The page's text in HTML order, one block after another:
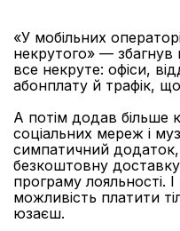
«У мобільних
некрутого» — збагнув
все некруте: офіси,
абонплату й трафік,
А потім додав більше
соціальних мереж і
симпатичний
безкоштовну
програму лояльності.
можливість платити
юзаєш.